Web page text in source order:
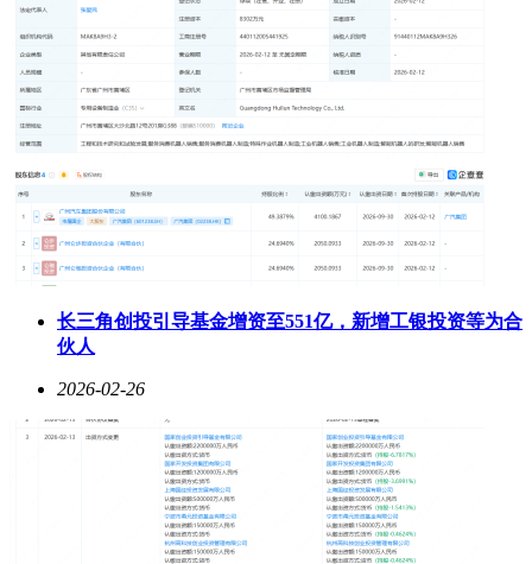
长三角创投引导基金增资至551亿，新增工银投资等为合
伙人
2026-02-26